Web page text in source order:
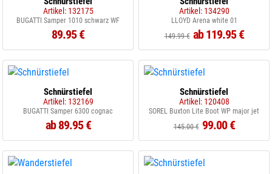
Artikel: 132175
BUGATTI Samper 1010 schwarz WF
89.95 €
Artikel: 134290
LLOYD Arena white 01
149.99 € ab 119.95 €
Schnürstiefel
Artikel: 132169
BUGATTI Samper 6300 cognac
ab 89.95 €
Schnürstiefel
Artikel: 120408
SOREL Buxton Lite Boot WP major jet
145.00 € 99.00 €